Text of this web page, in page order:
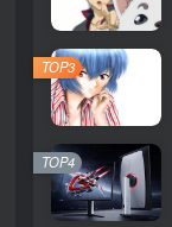
TOP3
TOP4